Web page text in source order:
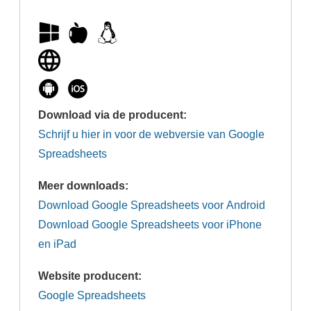
Download via de producent:
Schrijf u hier in voor de webversie van Google
Spreadsheets
Meer downloads:
Download Google Spreadsheets voor Android
Download Google Spreadsheets voor iPhone
en iPad
Website producent:
Google Spreadsheets